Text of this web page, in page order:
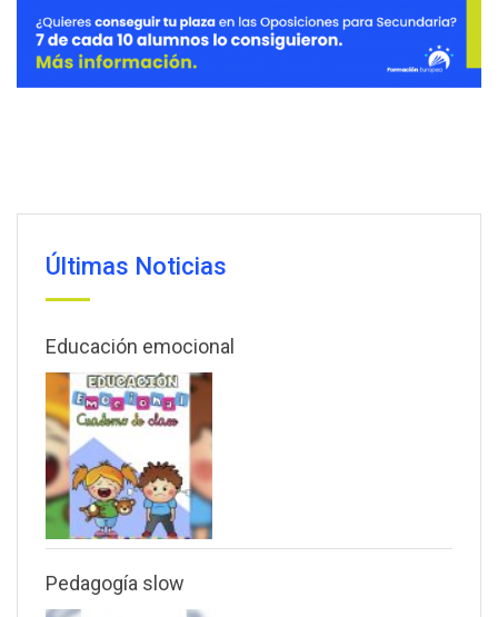
Últimas Noticias
Educación emocional
Pedagogía slow